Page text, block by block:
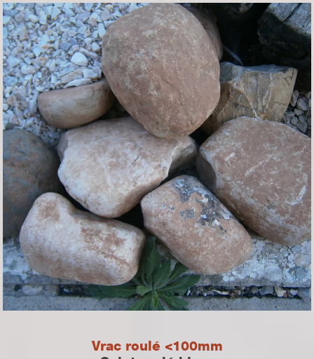
Vrac roulé <100mm